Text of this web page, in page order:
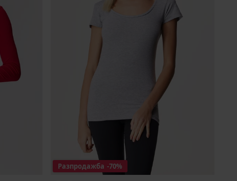
Разпродажба -70%